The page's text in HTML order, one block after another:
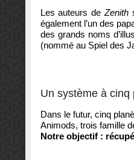
Les auteurs deZenith
également l’un des
des grands noms
(nommé au Spiel des
Un système à cinq
Dans le futur, cinq
Animods, trois famille
Notre objectif :